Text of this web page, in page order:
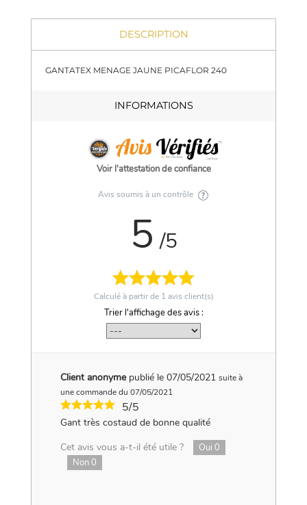
DESCRIPTION
GANTATEX MENAGE JAUNE PICAFLOR 240
INFORMATIONS
Voir l'attestation de confiance
Avis soumis à un contrôle
5 /5
Calculé à partir de 1 avis client(s)
Trier l'affichage des avis :
Client anonyme publié le 07/05/2021 suite à
une commande du 07/05/2021
5/5
Gant très costaud de bonne qualité
Cet avis vous a-t-il été utile ?
Oui 0
Non0